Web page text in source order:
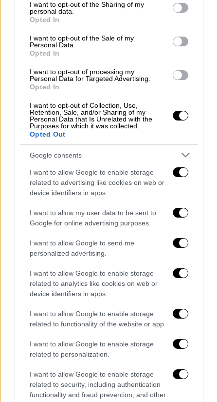
not limited to your visit or usage behaviour. You may click to
grant or deny consent to Google and its third-party tags to
use your data for below specified purposes in below Google
consent section.
I want to opt-out of the Sharing of my
personal data.
Opted In
I want to opt-out of the Sale of my
Personal Data.
Opted In
I want to opt-out of processing my
Personal Data for Targeted Advertising.
Opted In
I want to opt-out of Collection, Use,
Retention, Sale, and/or Sharing of my
Personal Data that Is Unrelated with the
Purposes for which it was collected.
Opted Out
Google consents
I want to allow Google to enable storage
related to advertising like cookies on web or
device identifiers in apps.
I want to allow my user data to be sent to
Google for online advertising purposes.
I want to allow Google to send me
personalized advertising.
I want to allow Google to enable storage
related to analytics like cookies on web or
device identifiers in apps.
I want to allow Google to enable storage
related to functionality of the website or app.
I want to allow Google to enable storage
related to personalization.
I want to allow Google to enable storage
related to security, including authentication
functionality and fraud prevention, and other
προσπάθεια προόδου της χώρας. Δεν είναι
όμως ούτε υποβολείς μας, ούτε είναι φορείς
των δικών τους συμφερόντων που πιέζουν
την κυβέρνηση για να γίνει το δικό τους
εγώ προσωπικά ούτε δεχόμαστε πιέσεις,
ούτε είμαστε αντικείμενα εκβιασμού».
Η απάντηση στα εκλογικά σενάρια
Να κλείσει την φημολογία των τελευταίων
ημερών για πρόωρη προσφυγή στις κάλπες
εξαιτίας του θέματος των
παρακολουθήσεων θέλησε χθες ο
πρωθυπουργός. Οι εκλογές θα γίνουν στο
τέλος της τετραετίας σημείωσε
«προσωπικά δεν πρόκειται να συρθώ σε
πολιτικές εξελίξεις από κάποιους
επαγγελματίες εκβιαστές οι οποίοι ακριβώς
αυτό θέλουν να επιδιώξουν».
Ο πρωθυπουργός αναφέρθηκε στο στόχο για
αυτοδύναμηΝέα Δημοκρατία,λέγοντας πως
αυτό δεν σημαίνει μονοκομματική
κυβέρνηση και προσθέτοντας «το έχω
αποδείξει πολλές φορές ότι είμαι σε θέση
να κάνω μεγάλα ανοίγματα και να φέρω στη
Νέα Δημοκρατία αλλά και στην κυβέρνηση
κάλπες θα γίνουν με την απλή αναλογική- την
οποία χαρακτήρισε βόμβα αστάθειας στα